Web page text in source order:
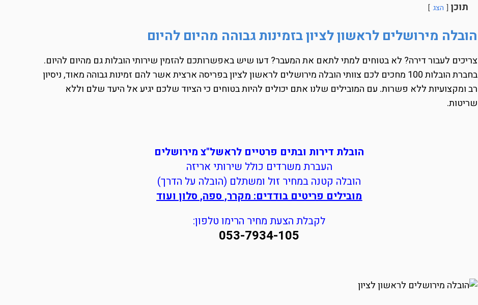
תוכן הצג
הובלה מירושלים לראשון לציון בזמינות גבוהה מהיום להיום
צריכים לעבור דירה? לא בטוחים למתי לתאם את המעבר? דעו שיש באפשרותכם להזמין שירותי הובלות גם מהיום להיום.
בחברת הובלות 100 מחכים לכם צוותי הובלה מירושלים לראשון לציון בפריסה ארצית אשר להם זמינות גבוהה מאוד, ניסיון
רב ומקצועיות ללא פשרות. עם המובילים שלנו אתם יכולים להיות בטוחים כי הציוד שלכם יגיע אל היעד שלם וללא
שריטות.
הובלת דירות ובתים פרטיים לראשל"צ מירושלים
העברת משרדים כולל שירותי אריזה
הובלה קטנה במחיר זול ומשתלם (הובלה על הדרך)
מובילים פריטים בודדים: מקרר, ספה, סלון ועוד
לקבלת הצעת מחיר הרימו טלפון:
053-7934-105